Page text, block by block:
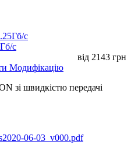
с
від 2143 грн
Модифікацію
зі швидкістю передачі
06-03_v000.pdf